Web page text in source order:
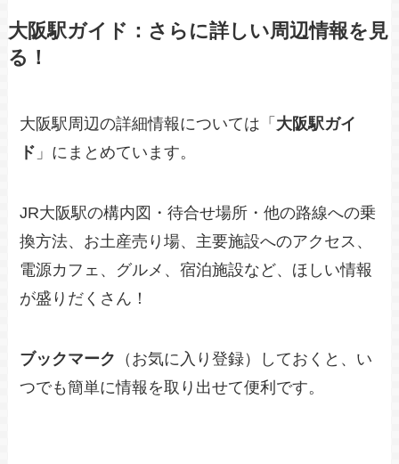
大阪駅ガイド：さらに詳しい周辺情報を見
る！
大阪駅周辺の詳細情報については「 大阪駅ガイ
ド 」にまとめています。
JR大阪駅の構内図・待合せ場所・他の路線への乗
換方法、お土産売り場、主要施設へのアクセス、
電源カフェ、グルメ、宿泊施設など、ほしい情報
が盛りだくさん！
ブックマーク
（お気に入り登録）しておくと、い
つでも簡単に情報を取り出せて便利です。